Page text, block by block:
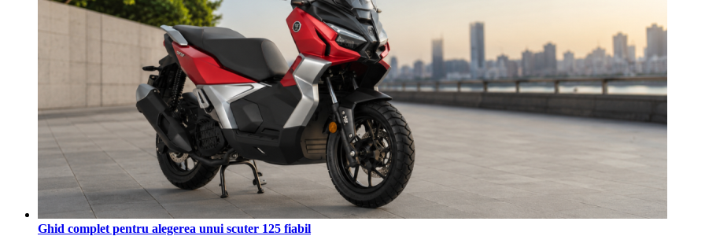
Ghid complet pentru alegerea unui scuter 125 fiabil